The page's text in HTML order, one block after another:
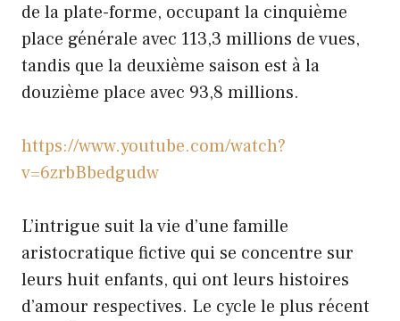
de la plate-forme, occupant la cinquième
place générale avec 113,3 millions de vues,
tandis que la deuxième saison est à la
douzième place avec 93,8 millions.
https://www.youtube.com/watch?
v=6zrbBbedgudw
L’intrigue suit la vie d’une famille
aristocratique fictive qui se concentre sur
leurs huit enfants, qui ont leurs histoires
d’amour respectives. Le cycle le plus récent